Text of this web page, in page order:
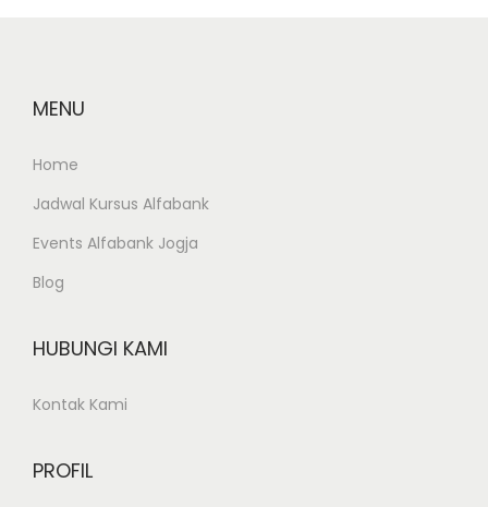
MENU
Home
Jadwal Kursus Alfabank
Events Alfabank Jogja
Blog
HUBUNGI KAMI
Kontak Kami
PROFIL